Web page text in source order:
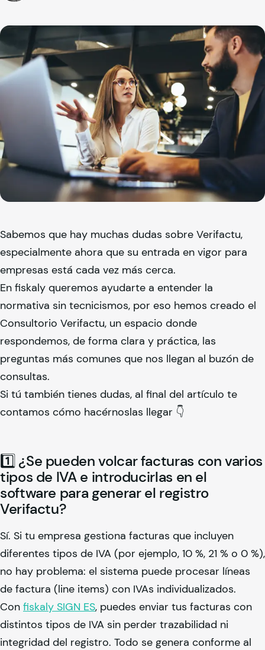
Sabemos que hay muchas dudas sobre Verifactu,
especialmente ahora que su entrada en vigor para
empresas está cada vez más cerca.
En fiskaly queremos ayudarte a entender la
normativa sin tecnicismos, por eso hemos creado el
Consultorio Verifactu, un espacio donde
respondemos, de forma clara y práctica, las
preguntas más comunes que nos llegan al buzón de
consultas.
Si tú también tienes dudas, al final del artículo te
contamos cómo hacérnoslas llegar 👇
1️⃣ ¿Se pueden volcar facturas con varios
tipos de IVA e introducirlas en el
software para generar el registro
Verifactu?
Sí. Si tu empresa gestiona facturas que incluyen
diferentes tipos de IVA (por ejemplo, 10 %, 21 % o 0 %),
no hay problema: el sistema puede procesar líneas
de factura (line items) con IVAs individualizados.
Con fiskaly SIGN ES, puedes enviar tus facturas con
distintos tipos de IVA sin perder trazabilidad ni
integridad del registro. Todo se genera conforme al